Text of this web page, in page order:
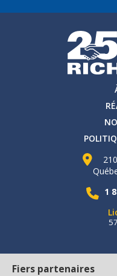
1
Fiers partenaires